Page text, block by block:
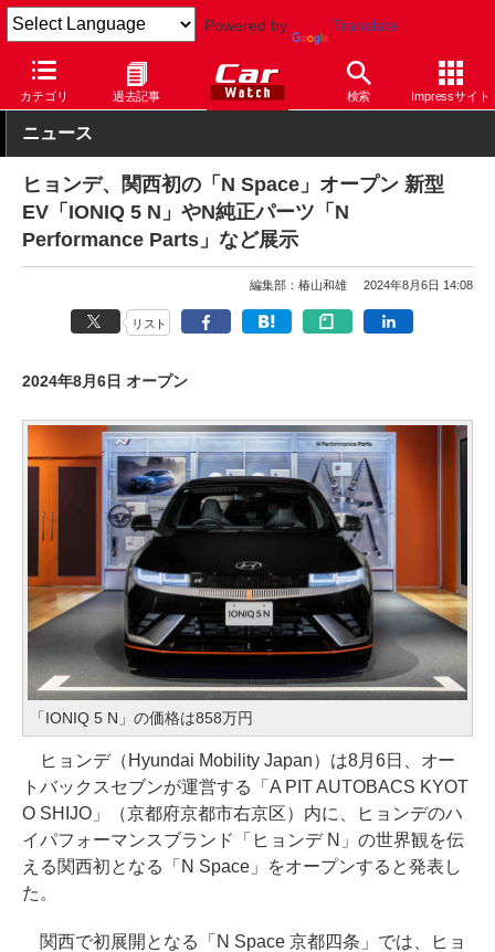
Powered by Translate
カテゴリ 過去記事 検索 Impressサイト
Car Watch 自動車 ヒョンデ IONIQ 5
ニュース
ヒョンデ、関西初の「N Space」オープン 新型
EV「IONIQ 5 N」やN純正パーツ「N
Performance Parts」など展示
編集部：椿山和雄 2024年8月6日 14:08
リスト
2024年8月6日 オープン
「IONIQ 5 N」の価格は858万円
ヒョンデ（Hyundai Mobility Japan）は8月6日、オー
トバックスセブンが運営する「A PIT AUTOBACS KYOT
O SHIJO」（京都府京都市右京区）内に、ヒョンデのハ
イパフォーマンスブランド「ヒョンデ N」の世界観を伝
える関西初となる「N Space」をオープンすると発表し
た。
関西で初展開となる「N Space 京都四条」では、ヒョ